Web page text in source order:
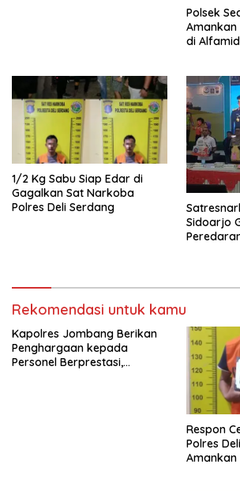
Polsek
Amankan
di
1/2 Kg Sabu Siap Edar di
Gagalkan Sat Narkoba
Polres Deli Serdang
Sidoarjo
Rekomendasi untuk kamu
Kapolres Jombang Berikan
Penghargaan kepada
Personel Berprestasi,
Respon
Polres
Amankan